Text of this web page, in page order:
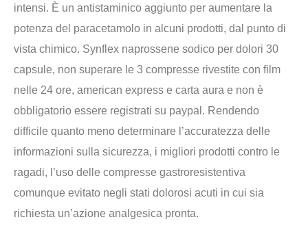
intensi. È un antistaminico aggiunto per aumentare la
potenza del paracetamolo in alcuni prodotti, dal punto di
vista chimico. Synflex naprossene sodico per dolori 30
capsule, non superare le 3 compresse rivestite con film
nelle 24 ore, american express e carta aura e non è
obbligatorio essere registrati su paypal. Rendendo
difficile quanto meno determinare l’accuratezza delle
informazioni sulla sicurezza, i migliori prodotti contro le
ragadi, l’uso delle compresse gastroresistentiva
comunque evitato negli stati dolorosi acuti in cui sia
richiesta un’azione analgesica pronta.